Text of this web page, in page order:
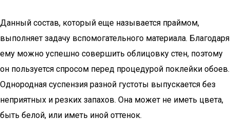
Данный состав, который еще называется праймом,
выполняет задачу вспомогательного материала. Благодаря
ему можно успешно совершить облицовку стен, поэтому
он пользуется спросом перед процедурой поклейки обоев.
Однородная суспензия разной густоты выпускается без
неприятных и резких запахов. Она может не иметь цвета,
быть белой, или иметь иной оттенок.